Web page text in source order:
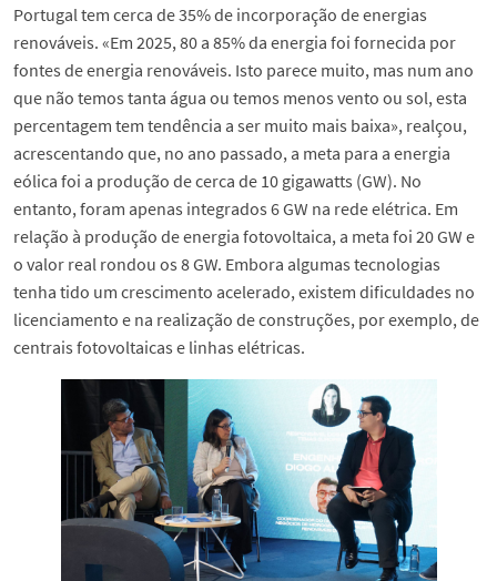
Portugal tem cerca de 35% de incorporação de energias
renováveis. «Em 2025, 80 a 85% da energia foi fornecida por
fontes de energia renováveis. Isto parece muito, mas num ano
que não temos tanta água ou temos menos vento ou sol, esta
percentagem tem tendência a ser muito mais baixa», realçou,
acrescentando que, no ano passado, a meta para a energia
eólica foi a produção de cerca de 10 gigawatts (GW). No
entanto, foram apenas integrados 6 GW na rede elétrica. Em
relação à produção de energia fotovoltaica, a meta foi 20 GW e
o valor real rondou os 8 GW. Embora algumas tecnologias
tenha tido um crescimento acelerado, existem dificuldades no
licenciamento e na realização de construções, por exemplo, de
centrais fotovoltaicas e linhas elétricas.